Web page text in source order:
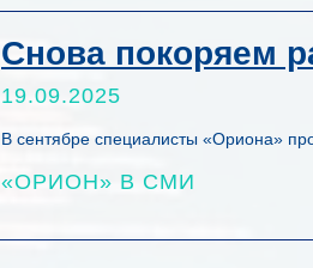
Снова покоряем
19.09.2025
В сентябре специалисты «Ориона»
«ОРИОН» В СМИ